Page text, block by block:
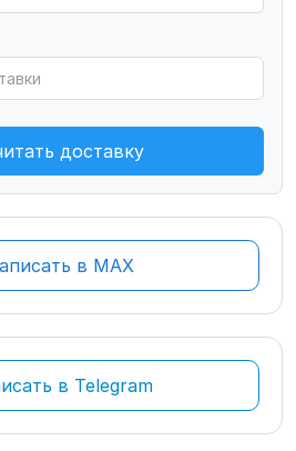
доставку
в MAX
в Telegram